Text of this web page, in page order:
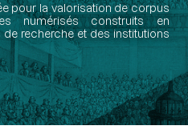
pour la valorisation de corpus
numérisés construits en
recherche et des institutions